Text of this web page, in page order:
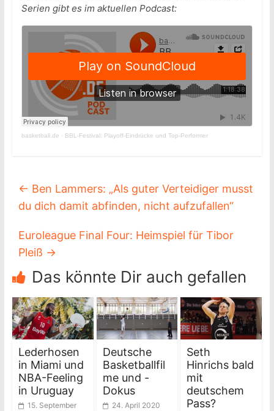
Serien gibt es im aktuellen Podcast:
basketball.de · BBL-Festival: Playoff-Eindrücke und Top-Performer
← Ben Lammers: „Als guter Verteidiger musst
du dich damit abfinden, nicht aufzufallen“
Euroleague Final Four: Heimspiel für Tibor
Pleiß →
Das könnte Dir auch gefallen
Lederhosen
in Miami und
NBA-Feeling
in Uruguay
15. September
Deutsche
Basketballfil
me und -
Dokus
24. April 2020
Seth
Hinrichs bald
mit
deutschem
Pass?